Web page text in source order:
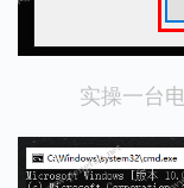
实操一台